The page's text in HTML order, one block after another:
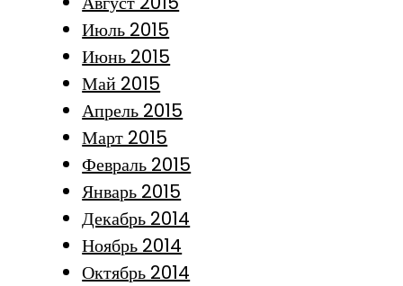
Июль 2015
Июнь 2015
Май 2015
Апрель 2015
Март 2015
Февраль 2015
Январь 2015
Декабрь 2014
Ноябрь 2014
Октябрь 2014